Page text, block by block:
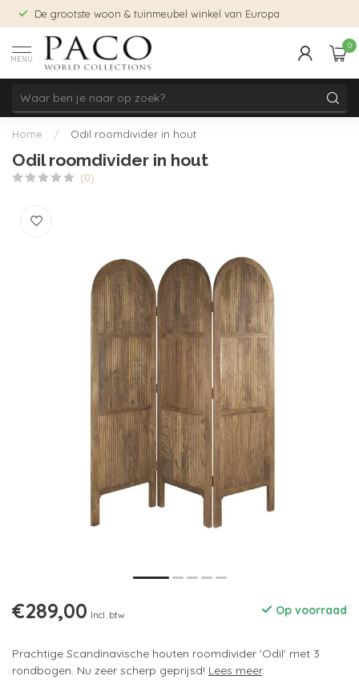
De grootste woon & tuinmeubel winkel van Europa
MENU
0
Home / Odil roomdivider in hout
Odil roomdivider in hout
(0)
€289,00 Incl. btw Op voorraad
Prachtige Scandinavische houten roomdivider 'Odil' met 3
rondbogen. Nu zeer scherp geprijsd! Lees meer.